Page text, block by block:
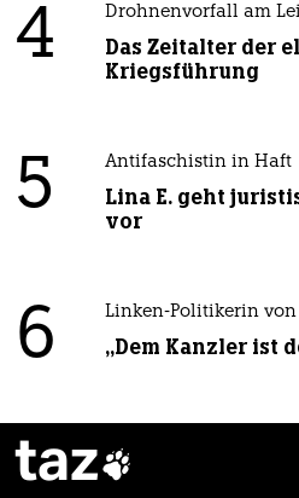
4 Drohnenvorfall am
Das Zeitalter der
Kriegsführung
5 Antifaschistin in Haft
Lina E. geht
vor
6 Linken-Politikerin von
„Dem Kanzler ist
taz